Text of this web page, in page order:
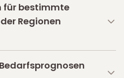
für bestimmte
Regionen